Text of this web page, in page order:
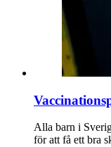
Alla barn i
för att få ett bra